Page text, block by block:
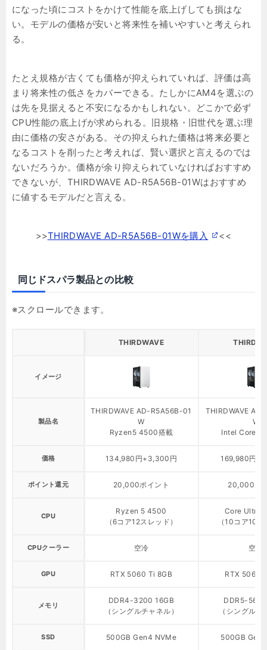
になった頃にコストをかけて性能を底上げしても損はな
い。モデルの価格が安いと将来性を補いやすいと考えられ
る。
たとえ規格が古くても価格が抑えられていれば、評価は高
まり将来性の低さをカバーできる。たしかにAM4を選ぶの
は先を見据えると不安になるかもしれない。どこかで必ず
CPU性能の底上げが求められる。旧規格・旧世代を選ぶ理
由に価格の安さがある。その抑えられた価格は将来必要と
なるコストを削ったと考えれば、賢い選択と言えるのでは
ないだろうか。価格が余り抑えられていなければおすすめ
できないが、THIRDWAVE AD-R5A56B-01Wはおすすめ
に値するモデルだと言える。
>>THIRDWAVE AD-R5A56B-01Wを購入 <<
同じドスパラ製品との比較
THIRDWAVE
イメージ
製品名
THIRDWAVE AD-R5A56B-01
W
Ryzen5 4500搭載
THIRDWAVE
W
Intel Core
価格 134,980円+3,300円 169,980円
ポイント還元 20,000ポイント 20,000ポ
CPU
Ryzen 5 4500
（6コア12スレッド）
Core Ultra
（10コア10
CPUクーラー 空冷 空冷
GPU RTX 5060 Ti 8GB RTX 5060
メモリ
DDR4-3200 16GB
（シングルチャネル）
DDR5-
（シングルチ
SSD 500GB Gen4 NVMe 500GB